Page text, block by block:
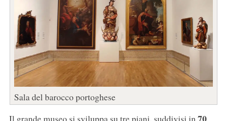
Sala del barocco portoghese
Il grande museo si sviluppa su tre piani, suddivisi in